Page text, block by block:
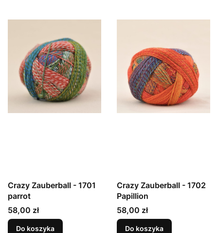
Crazy Zauberball - 1701
parrot
Cena
58,00 zł
Do koszyka
Crazy Zauberball - 1702
Papillion
Cena
58,00 zł
Do koszyka